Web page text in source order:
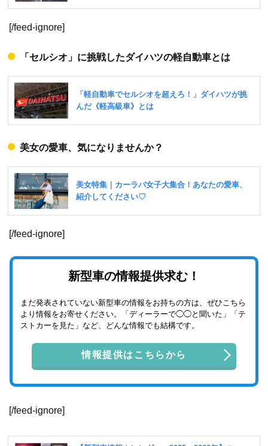
[/feed-ignore]
「セルシオ」に挑戦したダイハツの軽自動車とは
美女の愛車、気になりませんか？
[/feed-ignore]
新型車の情報提供求む！
まだ発表されていない新型車の情報をお持ちの方は、ぜひこちら
より情報をお寄せください。「ディーラーで◯◯と聞いた」「テ
ストカーを見た」など、どんな情報でも結構です。
情報提供はこちらから
[/feed-ignore]